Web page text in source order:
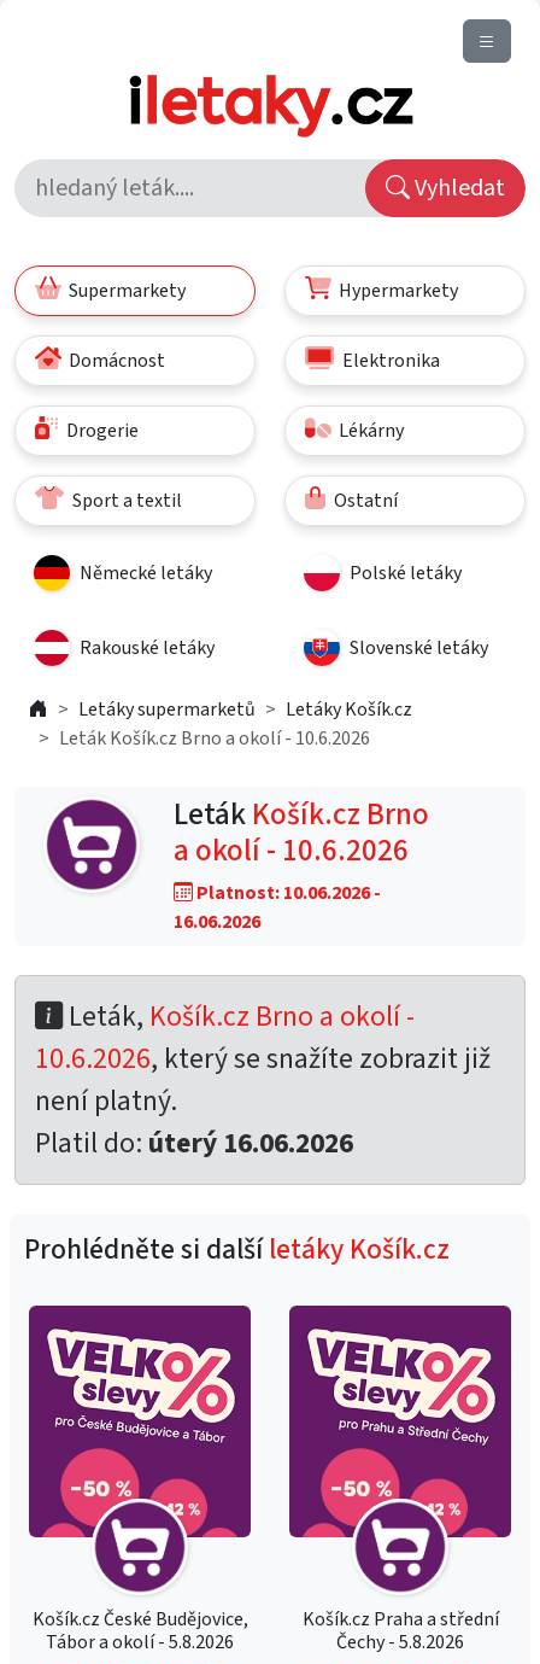
Vyhledat
Supermarkety Hypermarkety
Domácnost Elektronika
Drogerie Lékárny
Sport a textil Ostatní
Německé letáky Polské letáky
Rakouské letáky Slovenské letáky
Letáky supermarketů
Letáky Košík.cz
Leták Košík.cz Brno a okolí - 10.6.2026
LetákKošík.cz Brno
a okolí - 10.6.2026
Platnost: 10.06.2026 -
16.06.2026
Leták, Košík.cz Brno a okolí -
10.6.2026, který se snažíte zobrazit již
není platný.
Platil do: úterý 16.06.2026
Prohlédněte si dalšíletáky Košík.cz
Košík.cz České Budějovice,
Tábor a okolí - 5.8.2026
Košík.cz Praha a střední
Čechy - 5.8.2026